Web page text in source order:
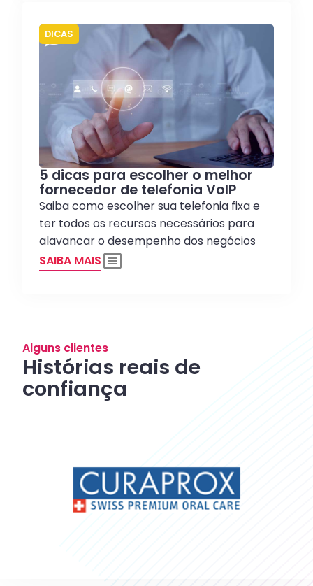
DICAS
5 dicas para escolher o melhor
fornecedor de telefonia VoIP
Saiba como escolher sua telefonia fixa e
ter todos os recursos necessários para
alavancar o desempenho dos negócios
SAIBA MAIS
Alguns clientes
Histórias reais de
confiança